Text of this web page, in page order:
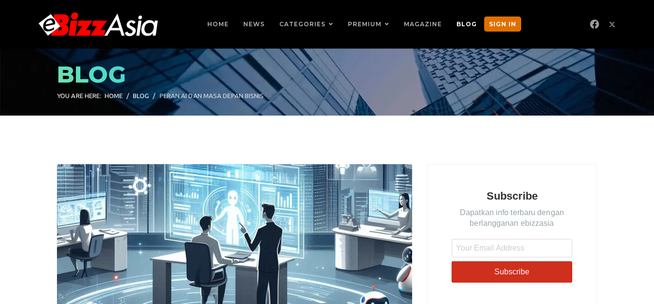
HOME NEWS CATEGORIES PREMIUM MAGAZINE BLOG SIGN IN
BLOG
YOU ARE HERE: HOME BLOG PERAN AI DAN MASA DEPAN BISNIS
Subscribe
Dapatkan info terbaru dengan
berlangganan ebizzasia
Subscribe